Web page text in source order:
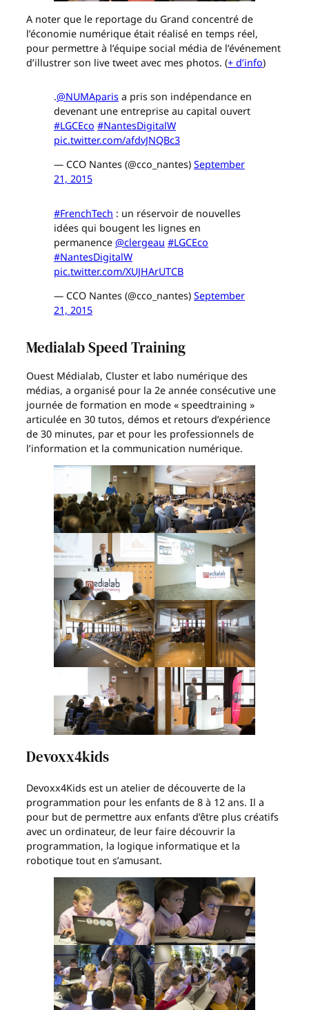
A noter que le reportage du Grand concentré de
l’économie numérique était réalisé en temps réel,
pour permettre à l’équipe social média de l’événement
d’illustrer son live tweet avec mes photos. (+ d’info)
.@NUMAparis a pris son indépendance en
devenant une entreprise au capital ouvert
#LGCEco #NantesDigitalW
pic.twitter.com/afdvJNQBc3
— CCO Nantes (@cco_nantes) September
21, 2015
#FrenchTech : un réservoir de nouvelles
idées qui bougent les lignes en
permanence @clergeau #LGCEco
#NantesDigitalW
pic.twitter.com/XUJHArUTCB
— CCO Nantes (@cco_nantes) September
21, 2015
Medialab Speed Training
Ouest Médialab, Cluster et labo numérique des
médias, a organisé pour la 2e année consécutive une
journée de formation en mode « speedtraining »
articulée en 30 tutos, démos et retours d’expérience
de 30 minutes, par et pour les professionnels de
l’information et la communication numérique.
Devoxx4kids
Devoxx4Kids est un atelier de découverte de la
programmation pour les enfants de 8 à 12 ans. Il a
pour but de permettre aux enfants d’être plus créatifs
avec un ordinateur, de leur faire découvrir la
programmation, la logique informatique et la
robotique tout en s’amusant.